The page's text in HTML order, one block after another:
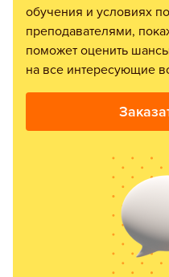
обучения и условиях
преподавателями,
поможет оценить
на все интересующие